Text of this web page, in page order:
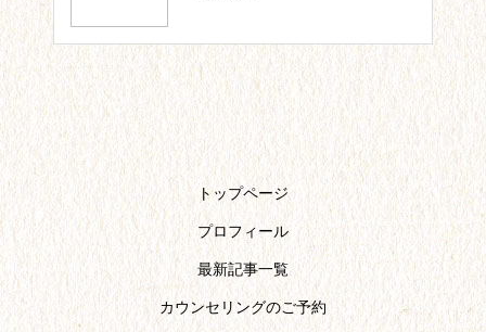
トップページ
プロフィール
最新記事一覧
カウンセリングのご予約